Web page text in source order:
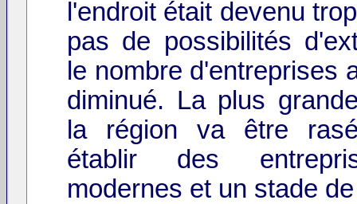
l'endroit était devenu
pas de possibilités
le nombre d'entreprises
diminué. La plus
la région va être
établir des
modernes et un stade